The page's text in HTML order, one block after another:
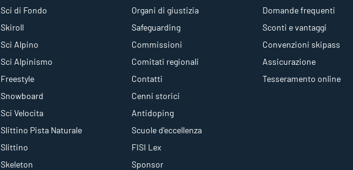
Sci di Fondo
Skiroll
Sci Alpino
Sci Alpinismo
Freestyle
Snowboard
Sci Velocita
Slittino Pista Naturale
Slittino
Skeleton
Organi di giustizia
Safeguarding
Commissioni
Comitati regionali
Contatti
Cenni storici
Antidoping
Scuole d'eccellenza
FISI Lex
Sponsor
Domande frequenti
Sconti e vantaggi
Convenzioni skipass
Assicurazione
Tesseramento online